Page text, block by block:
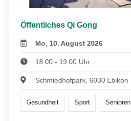
Öffentliches Qi Gong
Mo, 10. August 2026
18:00 - 19:00 Uhr
Schmiedhofpark, 6030 Ebikon
Gesundheit Sport Senioren